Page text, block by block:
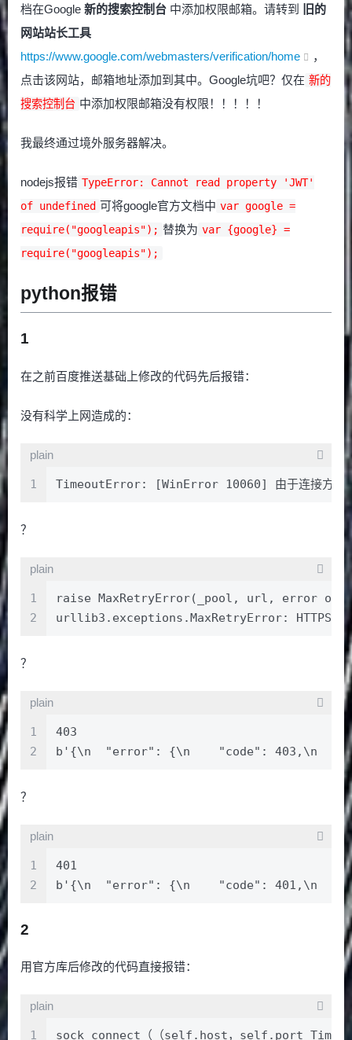
档在Google 新的搜索控制台 中添加权限邮箱。请转到
旧的
网站站长工具
https://www.google.com/webmasters/verification/home
，
点击该网站，邮箱地址添加到其中。Google坑吧？仅在 新的
搜索控制台 中添加权限邮箱没有权限！！！！！
我最终通过境外服务器解决。
nodejs报错 TypeError: Cannot read property 'JWT'
of undefined 可将google官方文档中 var google =
require("googleapis"); 替换为 var {google} =
require("googleapis");
python报错
1
在之前百度推送基础上修改的代码先后报错：
没有科学上网造成的：
plain
1 TimeoutError: [WinError 10060] 由于连接方在一段
？
plain
1
2
raise MaxRetryError(_pool, url, error or
urllib3.exceptions.MaxRetryError:
？
plain
1
2
403
b'{\n  "error": {\n    "code": 403,\n
？
plain
1
2
401
b'{\n  "error": {\n    "code": 401,\n
2
用官方库后修改的代码直接报错：
plain
1 sock connect（（self.host，self.port